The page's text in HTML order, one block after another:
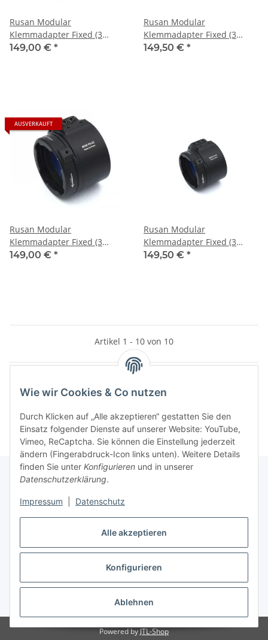
Alle akzeptieren
Konfigurieren
Ablehnen
Wie wir Cookies & Co nutzen
Durch Klicken auf „Alle akzeptieren“ gestatten Sie den
Einsatz folgender Dienste auf unserer Website: YouTube,
Vimeo, ReCaptcha. Sie können die Einstellung jederzeit
ändern (Fingerabdruck-Icon links unten). Weitere Details
finden Sie unter Konfigurieren und in unserer
Datenschutzerklärung.
Impressum Datenschutz
Rusan Modular
Klemmadapter Fixed (3
Schrauben) 56 mm
149,00 € *
Rusan Modular
Klemmadapter Fixed (3
Schrauben) 57.2 mm
149,50 € *
AUSVERKAUFT
Rusan Modular
Klemmadapter Fixed (3
Schrauben) 58 mm
149,00 € *
Rusan Modular
Klemmadapter Fixed (3
Schrauben) 63,5 mm
149,50 € *
Artikel 1 - 10 von 10
Informationen
Gesetzliche Informationen
Vertrag widerrufen
* Alle Preise inkl. gesetzlicher USt., zzgl.Versand
Powered byJTL-Shop